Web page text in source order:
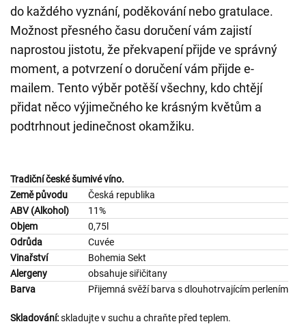
do každého vyznání, poděkování nebo gratulace.
Možnost přesného času doručení vám zajistí
naprostou jistotu, že překvapení přijde ve správný
moment, a potvrzení o doručení vám přijde e-
mailem. Tento výběr potěší všechny, kdo chtějí
přidat něco výjimečného ke krásným květům a
podtrhnout jedinečnost okamžiku.
Tradiční české šumivé víno.
Země původu Česká republika
ABV (Alkohol)
11%
Objem
0,75l
Odrůda
Cuvée
Vinařství
Bohemia Sekt
Alergeny
obsahuje siřičitany
Barva
Přijemná svěží barva s dlouhotrvajícím perlením
Skladování:skladujte v suchu a chraňte před teplem.